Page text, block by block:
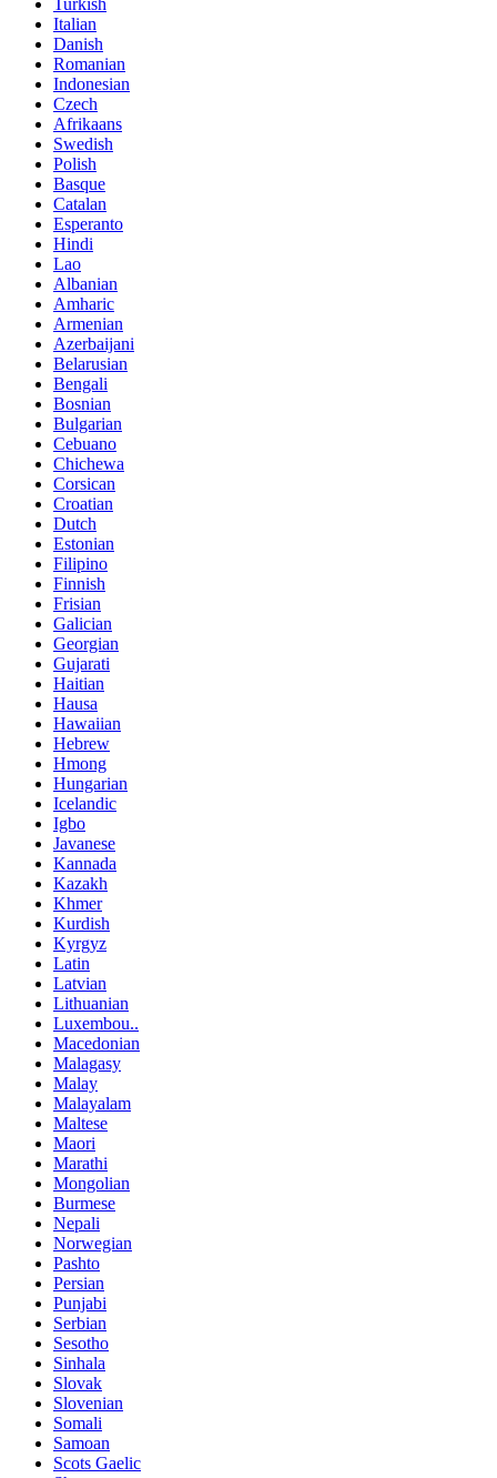
Turkish
Italian
Danish
Romanian
Indonesian
Czech
Afrikaans
Swedish
Polish
Basque
Catalan
Esperanto
Hindi
Lao
Albanian
Amharic
Armenian
Azerbaijani
Belarusian
Bengali
Bosnian
Bulgarian
Cebuano
Chichewa
Corsican
Croatian
Dutch
Estonian
Filipino
Finnish
Frisian
Galician
Georgian
Gujarati
Haitian
Hausa
Hawaiian
Hebrew
Hmong
Hungarian
Icelandic
Igbo
Javanese
Kannada
Kazakh
Khmer
Kurdish
Kyrgyz
Latin
Latvian
Lithuanian
Luxembou..
Macedonian
Malagasy
Malay
Malayalam
Maltese
Maori
Marathi
Mongolian
Burmese
Nepali
Norwegian
Pashto
Persian
Punjabi
Serbian
Sesotho
Sinhala
Slovak
Slovenian
Somali
Samoan
Scots Gaelic